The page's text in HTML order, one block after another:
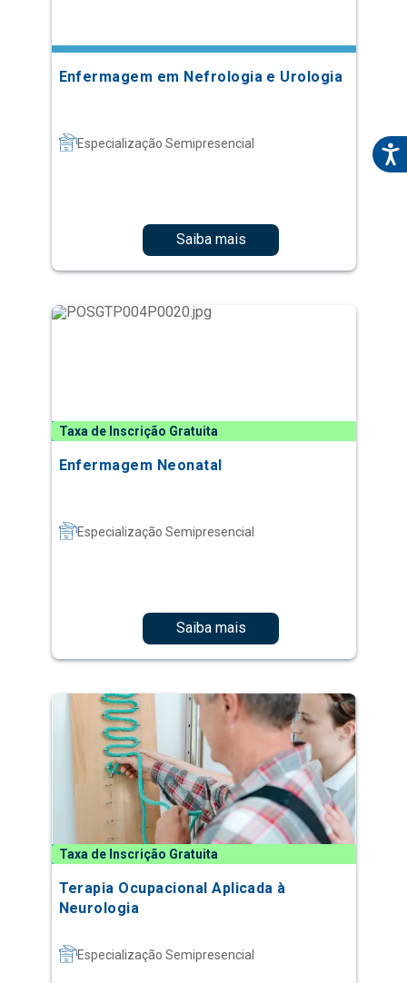
Enfermagem em Nefrologia e Urologia
Especialização Semipresencial
Saiba mais
Taxa de Inscrição Gratuita
Enfermagem Neonatal
Especialização Semipresencial
Saiba mais
Taxa de Inscrição Gratuita
Terapia Ocupacional Aplicada à
Neurologia
Especialização Semipresencial